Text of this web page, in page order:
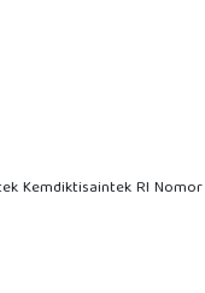
Kemdiktisaintek RI Nomor